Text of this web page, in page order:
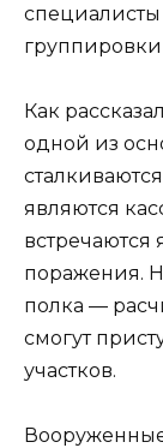
специалисты
группировки
Как
одной из
являются
поражения.
полка —
смогут
участков.